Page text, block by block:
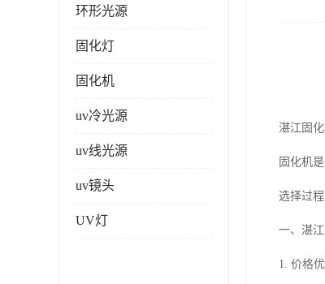
环形光源
固化灯
固化机
uv冷光源
uv线光源
uv镜头
UV灯
湛江固
固化机
选择过
一、湛
1. 价格